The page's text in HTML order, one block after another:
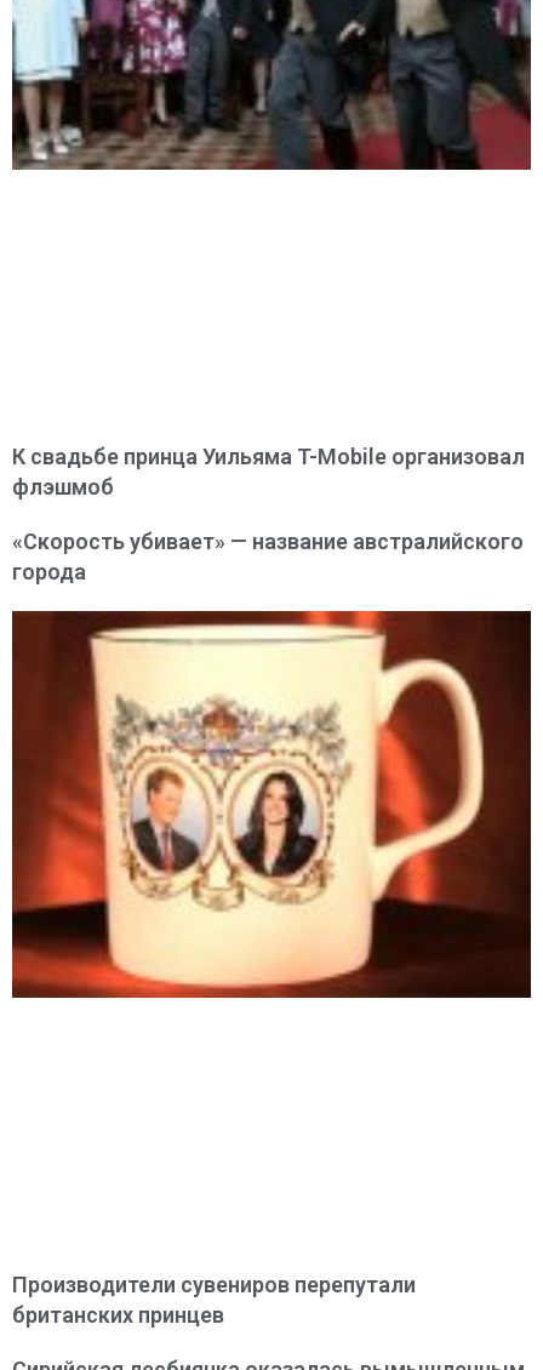
К свадьбе принца Уильяма T-Mobile организовал
флэшмоб
«Скорость убивает» — название австралийского
города
Производители сувениров перепутали
британских принцев